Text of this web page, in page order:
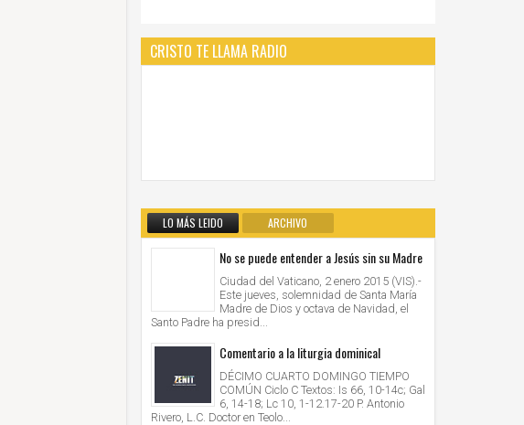
CRISTO TE LLAMA RADIO
LO MÁS LEIDO ARCHIVO
No se puede entender a Jesús sin su Madre
Ciudad del Vaticano, 2 enero 2015 (VIS).-
Este jueves, solemnidad de Santa María
Madre de Dios y octava de Navidad, el
Santo Padre ha presid...
Comentario a la liturgia dominical
DÉCIMO CUARTO DOMINGO TIEMPO
COMÚN Ciclo C Textos: Is 66, 10-14c; Gal
6, 14-18; Lc 10, 1-12.17-20 P. Antonio
Rivero, L.C. Doctor en Teolo...